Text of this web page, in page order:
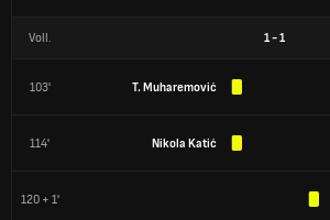
Voll. 1-1
103' T. Muharemović
114' Nikola Katić
120 + 1'